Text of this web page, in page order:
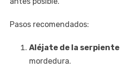
Pasos recomendados:
Aléjate de la serpiente
mordedura.